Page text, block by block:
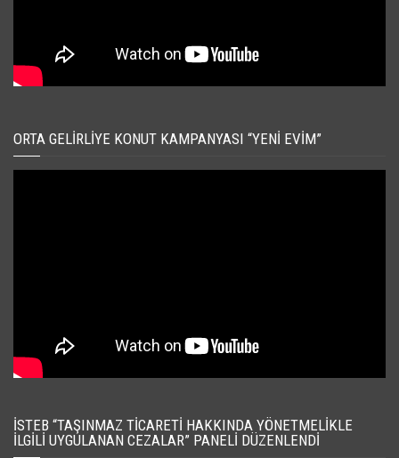
ORTA GELIRLIYE KONUT KAMPANYASI “YENI EVIM”
İSTEB “TAŞINMAZ TICARETI HAKKINDA YÖNETMELIKLE
İLGILI UYGULANAN CEZALAR” PANELI DÜZENLENDI